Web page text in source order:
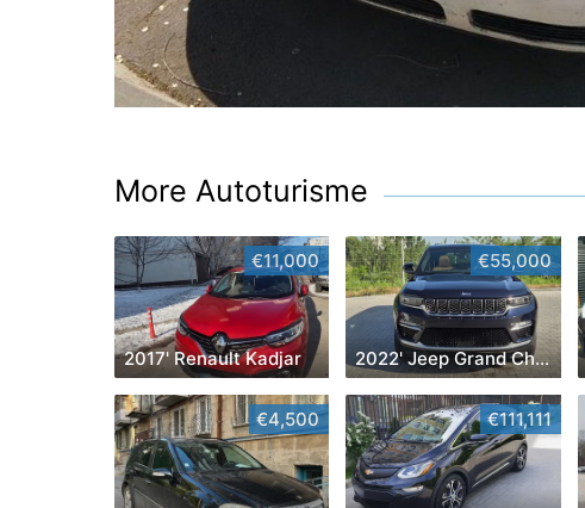
More Autoturisme
€11,000
2017' Renault Kadjar
€55,000
2022' Jeep Grand Cherokee
€4,500 €111,111